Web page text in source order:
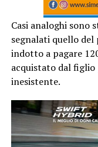
Casi analoghi sono
segnalati quello del
indotto a pagare
acquistato dal
inesistente.